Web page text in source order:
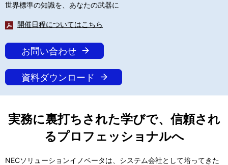
位
置
世界標準の知識を、あなたの武器に
開催日程についてはこちら
お問い合わせ
資料ダウンロード
実務に裏打ちされた学びで、信頼され
るプロフェッショナルへ
NECソリューションイノベータは、システム会社として培ってきた